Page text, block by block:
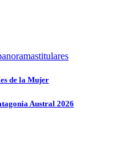
titulares
de la Mujer
Austral 2026